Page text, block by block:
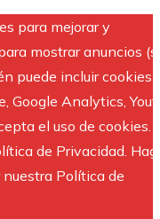
para mejorar y
mostrar anuncios
puede incluir cookies
Google Analytics,
el uso de cookies.
de Privacidad.
Política de